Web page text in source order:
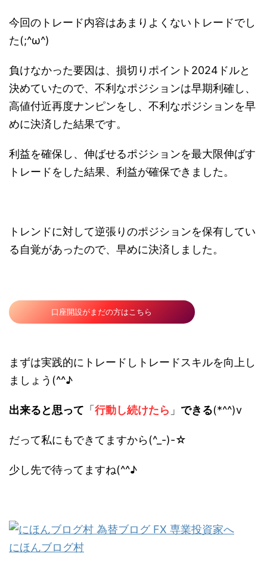
今回のトレード内容はあまりよくないトレードでし
た(;^ω^)
負けなかった要因は、損切りポイント2024ドルと
決めていたので、不利なポジションは早期利確し、
高値付近再度ナンピンをし、不利なポジションを早
めに決済した結果です。
利益を確保し、伸ばせるポジションを最大限伸ばす
トレードをした結果、利益が確保できました。
トレンドに対して逆張りのポジションを保有してい
る自覚があったので、早めに決済しました。
口座開設がまだの方はこちら
まずは実践的にトレードしトレードスキルを向上し
ましょう(^^♪
出来ると思って 「 行動し続けたら 」 できる(*^^)v
だって私にもできてますから(^_-)-☆
少し先で待ってますね(^^♪
にほんブログ村